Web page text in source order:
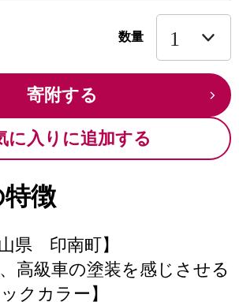
数量
寄附する
に入りに追加する
徴
県 印南町】
高級車の塗装を感じさせる
クカラー】